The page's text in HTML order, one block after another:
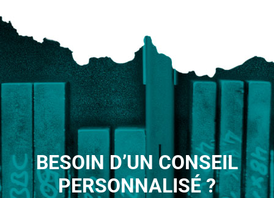
BESOIN D’UN CONSEIL
PERSONNALISÉ ?